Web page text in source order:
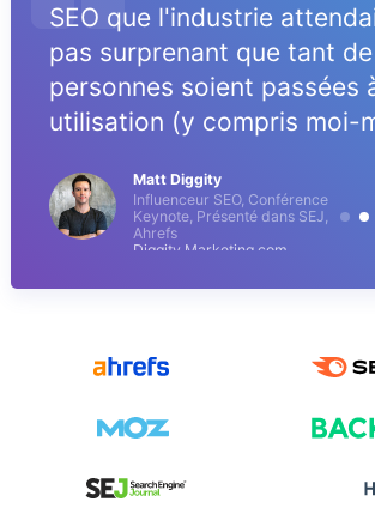
SEO que l'industrie
pas surprenant que tant de
personnes soient passées
utilisation (y compris moi-
Matt Diggity
Influenceur SEO, Conférence
Keynote, Présenté dans SEJ,
Ahrefs
Diggity Marketing.com